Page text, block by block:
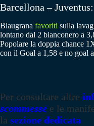
Barcellona –
Blaugrana favoriti sulla
lontano dal 2 bianconero a
Popolare la doppia chance
con il Goal a 1,58 e no goal
Per consultare altre
scommesse e le
la sezione dedicata